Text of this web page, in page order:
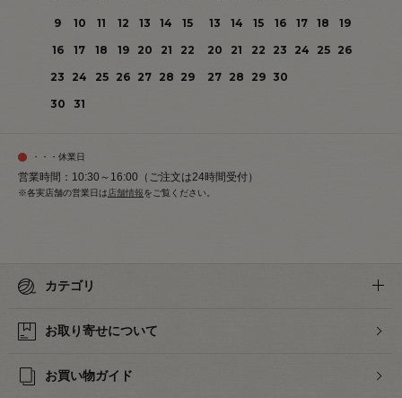
9
10 11 12 13 14
15
16
17 18 19 20 21
22
23
24 25 26 27 28 29
30
31
13
14 15 16 17 18
19
20
21 22 23 24 25
26
27 28 29 30
・・・休業日
営業時間：10:30～16:00（ご注文は24時間受付）
※各実店舗の営業日は 店舗情報をご覧ください。
カテゴリ
お取り寄せについて
お買い物ガイド